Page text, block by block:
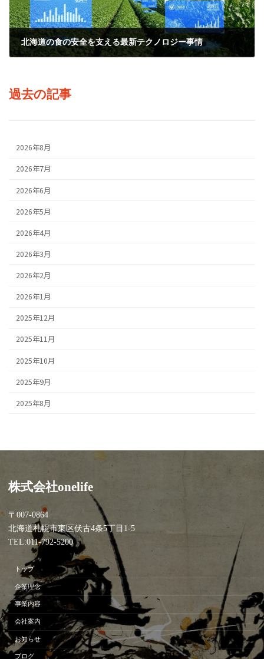
北海道の食の安全を支える最新テクノロジー事情
過去の記事
2026年8月
2026年7月
2026年6月
2026年5月
2026年4月
2026年3月
2026年2月
2026年1月
2025年12月
2025年11月
2025年10月
2025年9月
2025年8月
株式会社onelife
〒007-0864
北海道札幌市東区伏古4条5丁目1-5
TEL:011-792-5200
トップ
企業理念
事業内容
会社案内
お知らせ
ブログ